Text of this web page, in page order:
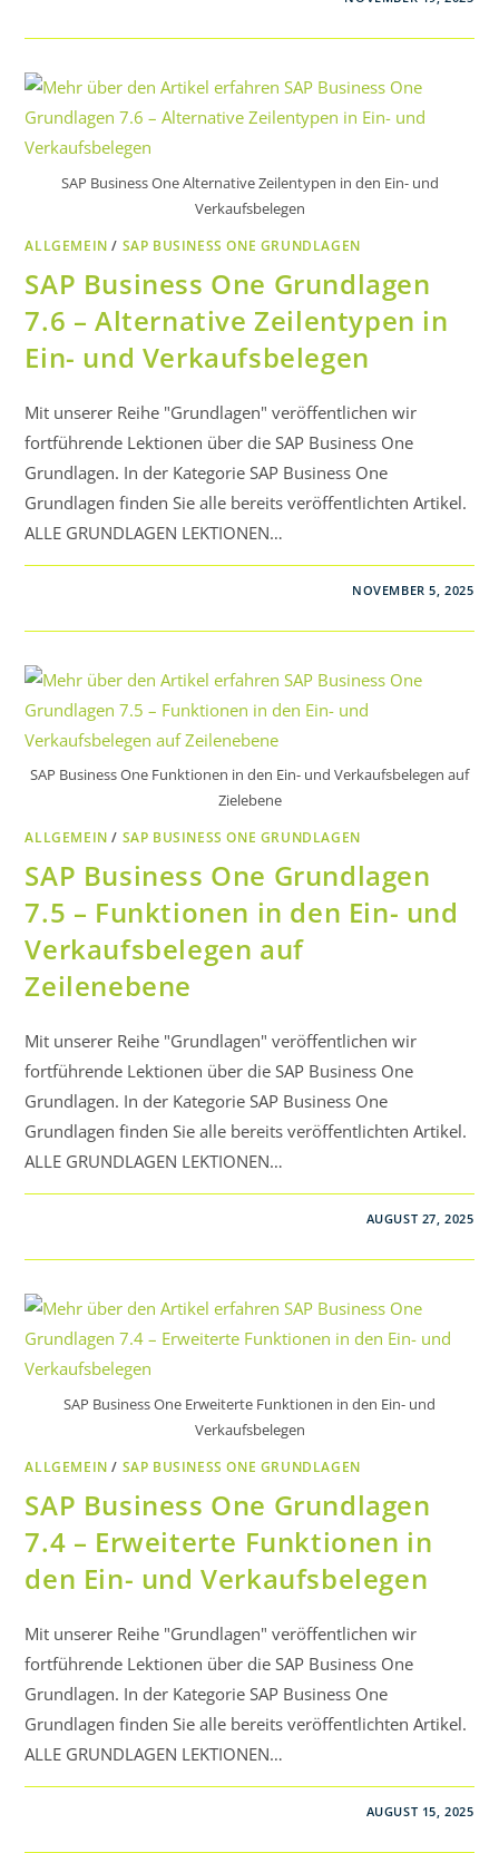
SAP Business One Alternative Zeilentypen in den Ein- und
Verkaufsbelegen
ALLGEMEIN / SAP BUSINESS ONE GRUNDLAGEN
SAP Business One Grundlagen
7.6 – Alternative Zeilentypen in
Ein- und Verkaufsbelegen
Mit unserer Reihe "Grundlagen" veröffentlichen wir
fortführende Lektionen über die SAP Business One
Grundlagen. In der Kategorie SAP Business One
Grundlagen finden Sie alle bereits veröffentlichten Artikel.
ALLE GRUNDLAGEN LEKTIONEN…
NOVEMBER 5, 2025
SAP Business One Funktionen in den Ein- und Verkaufsbelegen auf
Zielebene
ALLGEMEIN / SAP BUSINESS ONE GRUNDLAGEN
SAP Business One Grundlagen
7.5 – Funktionen in den Ein- und
Verkaufsbelegen auf
Zeilenebene
Mit unserer Reihe "Grundlagen" veröffentlichen wir
fortführende Lektionen über die SAP Business One
Grundlagen. In der Kategorie SAP Business One
Grundlagen finden Sie alle bereits veröffentlichten Artikel.
ALLE GRUNDLAGEN LEKTIONEN…
AUGUST 27, 2025
SAP Business One Erweiterte Funktionen in den Ein- und
Verkaufsbelegen
ALLGEMEIN / SAP BUSINESS ONE GRUNDLAGEN
SAP Business One Grundlagen
7.4 – Erweiterte Funktionen in
den Ein- und Verkaufsbelegen
Mit unserer Reihe "Grundlagen" veröffentlichen wir
fortführende Lektionen über die SAP Business One
Grundlagen. In der Kategorie SAP Business One
Grundlagen finden Sie alle bereits veröffentlichten Artikel.
ALLE GRUNDLAGEN LEKTIONEN…
AUGUST 15, 2025